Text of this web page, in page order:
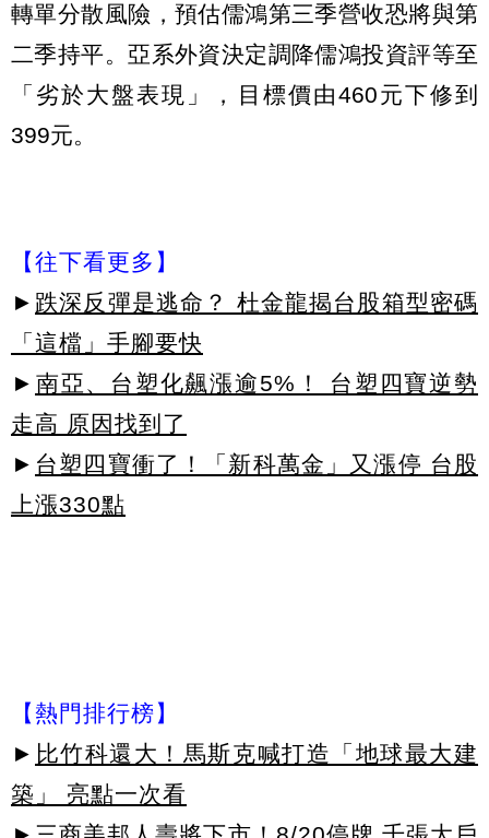
轉單分散風險，預估儒鴻第三季營收恐將與第
二季持平。亞系外資決定調降儒鴻投資評等至
「劣於大盤表現」，目標價由460元下修到
399元。
【往下看更多】
► 跌深反彈是逃命？ 杜金龍揭台股箱型密碼
「這檔」手腳要快
► 南亞、台塑化飆漲逾5%！ 台塑四寶逆勢
走高 原因找到了
► 台塑四寶衝了！「新科萬金」又漲停 台股
上漲330點
【熱門排行榜】
► 比竹科還大！馬斯克喊打造「地球最大建
築」 亮點一次看